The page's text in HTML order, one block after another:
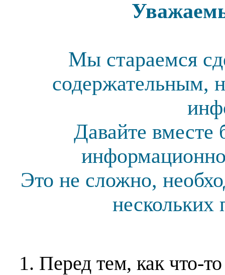
Мы стараемся
содержательным,
Давайте вместе
Это не сложно,
нескольких
1. Перед тем, как что-